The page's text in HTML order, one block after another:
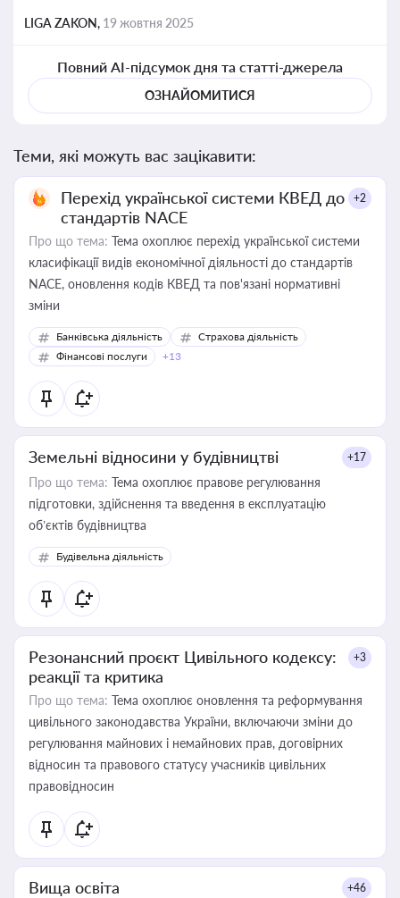
LIGA ZAKON, 19 жовтня 2025
Повний AI-підсумок дня та статті-джерела
ОЗНАЙОМИТИСЯ
Теми, які можуть вас зацікавити:
Перехід української системи КВЕД до
стандартів NACE
+2
Про що тема: Тема охоплює перехід української системи
класифікації видів економічної діяльності до стандартів
NACE, оновлення кодів КВЕД та пов'язані нормативні
зміни
Банківська діяльність
Страхова діяльність
Фінансові послуги
+13
Земельні відносини у будівництві +17
Про що тема: Тема охоплює правове регулювання
підготовки, здійснення та введення в експлуатацію
об’єктів будівництва
Будівельна діяльність
Резонансний проєкт Цивільного кодексу:
реакції та критика
+3
Про що тема: Тема охоплює оновлення та реформування
цивільного законодавства України, включаючи зміни до
регулювання майнових і немайнових прав, договірних
відносин та правового статусу учасників цивільних
правовідносин
Вища освіта +46